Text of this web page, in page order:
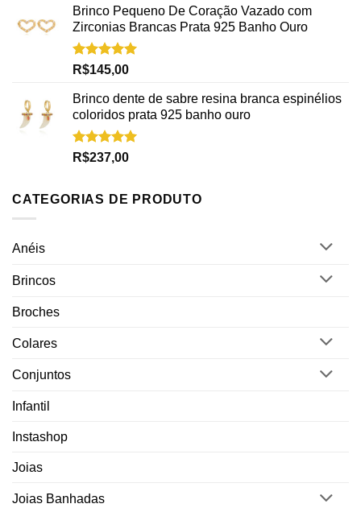
Brinco Pequeno De Coração Vazado com
Zirconias Brancas Prata 925 Banho Ouro
Avaliação
5.00
de 5
R$145,00
Brinco dente de sabre resina branca espinélios
coloridos prata 925 banho ouro
Avaliação
5.00
de 5
R$237,00
CATEGORIAS DE PRODUTO
Anéis
Brincos
Broches
Colares
Conjuntos
Infantil
Instashop
Joias
Joias Banhadas